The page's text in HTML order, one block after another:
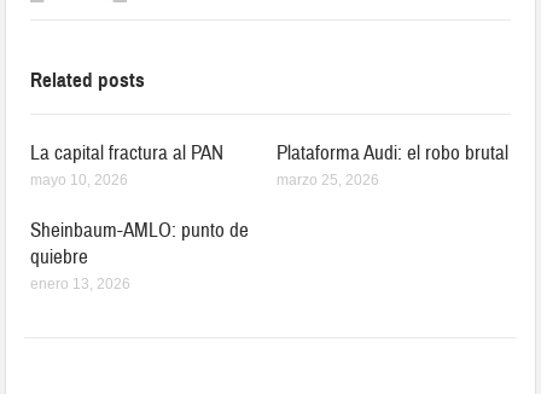
Related posts
La capital fractura al PAN
mayo 10, 2026
Plataforma Audi: el robo brutal
marzo 25, 2026
Sheinbaum-AMLO: punto de
quiebre
enero 13, 2026